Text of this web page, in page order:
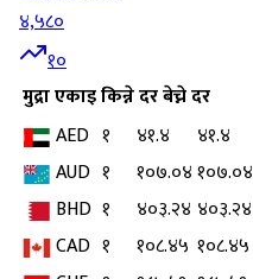
४,५८०
१०
मुद्राएकाइकिन्ने दरबेच्ने दर
AED १ ४१.४
४१.४
AUD १ १०७.०४१०७.०४
BHD १ ४०३.२४ ४०३.२४
CAD १ १०८.४५ १०८.४५